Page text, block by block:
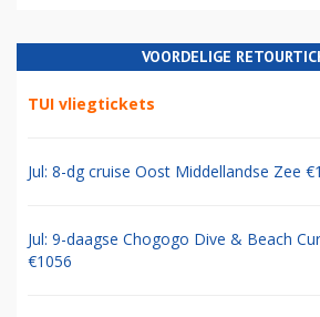
VOORDELIGE
TUI vliegtickets
Jul: 8-dg cruise Oost Middellandse Zee
Jul: 9-daagse Chogogo Dive & Beach
€1056